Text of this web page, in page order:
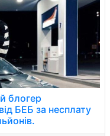
блогер
БЕБ за несплату